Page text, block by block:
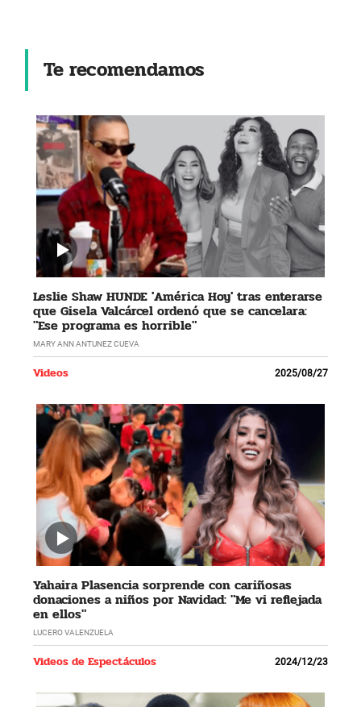
Te recomendamos
Leslie Shaw HUNDE 'América Hoy' tras enterarse
que Gisela Valcárcel ordenó que se cancelara:
"Ese programa es horrible"
MARY ANN ANTUNEZ CUEVA
Videos 2025/08/27
Yahaira Plasencia sorprende con cariñosas
donaciones a niños por Navidad: "Me vi reflejada
en ellos"
LUCERO VALENZUELA
Videos de Espectáculos 2024/12/23